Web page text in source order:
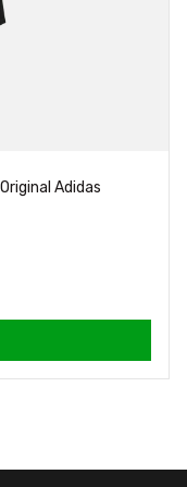
Adidas